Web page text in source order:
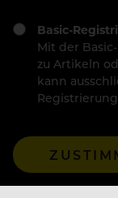
Basic-
Mit der
zu Artikeln
kann